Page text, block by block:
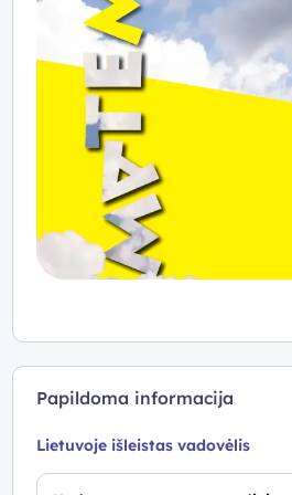
Praeitas
Papildoma informacija
Lietuvoje išleistas vadovėlis